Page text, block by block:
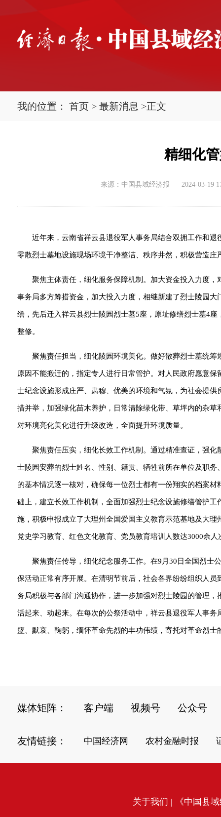
我的位置： 首页 > 最新消息 >正文
精细化
来源：中国县域经济报 2024-03-19
近年来，云南省祥云县退役军人事务局结合双拥工作和
零散烈士墓地设施现场环境干净整洁、秩序井然，积极营造
聚焦主体责任，细化服务保障机制。加大资金投入力度
事务局多方筹措资金，加大投入力度，相继新建了烈士陵园
缮，先后迁入祥云县烈士陵园烈士墓5座，原址修缮烈士墓4
整修。
聚焦责任担当，细化陵园环境美化。做好散葬烈士墓统
原因不能搬迁的，指定专人进行日常管护。对人民政府愿意
士纪念设施形成庄严、肃穆、优美的环境和气氛，为社会提
措并举，加强绿化苗木养护，日常清除绿化带、草坪内的杂
对环境亮化美化进行升级改造，全面提升环境质量。
聚焦责任压实，细化长效工作机制。通过精准查证，强
士陵园安葬的烈士姓名、性别、籍贯、牺牲前所在单位及职
的基本情况逐一核对，确保每一位烈士都有一份翔实的档案
础上，建立长效工作机制，全面加强烈士纪念设施修缮管护
施，积极申报成立了大理州全国爱国主义教育示范基地及大
党史学习教育、红色文化教育、党员教育培训人数达3000余人
聚焦责任传导，细化纪念服务工作。在9月30日全国烈士
保活动正常有序开展。在清明节前后，社会各界纷纷组织人
务局积极与各部门沟通协作，进一步加强对烈士陵园的管理
活起来、动起来。在每次的公祭活动中，祥云县退役军人事
篮、默哀、鞠躬，缅怀革命先烈的丰功伟绩，寄托对革命烈
媒体矩阵： 客户端 视频号 公众号
友情链接： 中国经济网 农村金融时报
关于我们 | 《中国县